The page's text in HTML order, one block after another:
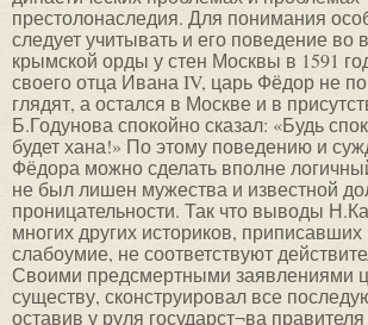
престолонаследия. Для понимания
следует учитывать и его поведение во
крымской орды у стен Москвы в 1591
своего отца Ивана IV, царь Фёдор не
глядят, а остался в Москве и в
Б.Годунова спокойно сказал: «Будь
будет хана!» По этому поведению и
Фёдора можно сделать вполне
не был лишен мужества и известной
проницательности. Так что выводы
многих других историков,
слабоумие, не соответствуют
Своими предсмертными заявлениями
существу, сконструировал все
оставив у руля государст¬ва